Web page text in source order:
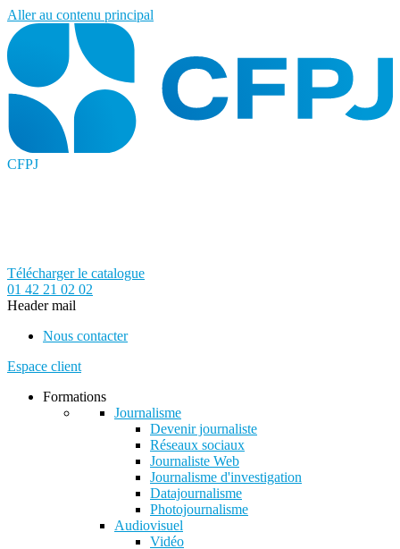
Aller au contenu principal
CFPJ
Télécharger le catalogue
01 42 21 02 02
Header mail
Nous contacter
Espace client
Formations
Journalisme
Devenir journaliste
Réseaux sociaux
Journaliste Web
Journalisme d'investigation
Datajournalisme
Photojournalisme
Audiovisuel
Vidéo